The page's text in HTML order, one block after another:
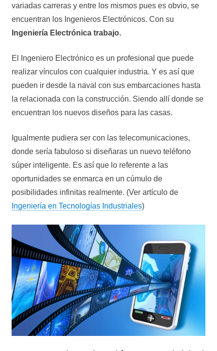
variadas carreras y entre los mismos pues es obvio, se
encuentran los Ingenieros Electrónicos. Con su
Ingeniería Electrónica trabajo.
El Ingeniero Electrónico es un profesional que puede
realizar vínculos con cualquier industria. Y es así que
pueden ir desde la naval con sus embarcaciones hasta
la relacionada con la construcción. Siendo allí donde se
encuentran los nuevos diseños para las casas.
Igualmente pudiera ser con las telecomunicaciones,
donde sería fabuloso si diseñaras un nuevo teléfono
súper inteligente. Es así que lo referente a las
oportunidades se enmarca en un cúmulo de
posibilidades infinitas realmente. (Ver artículo de
Ingeniería en Tecnologías Industriales)